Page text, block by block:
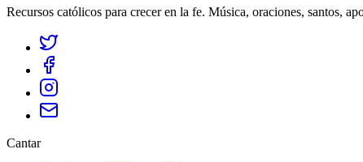
Recursos católicos para crecer en la fe. Música, oraciones, santos,
Cantar